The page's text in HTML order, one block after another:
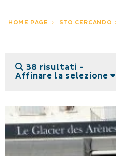
HOME PAGE STO CERCANDO
38 risultati -
Affinare la selezione